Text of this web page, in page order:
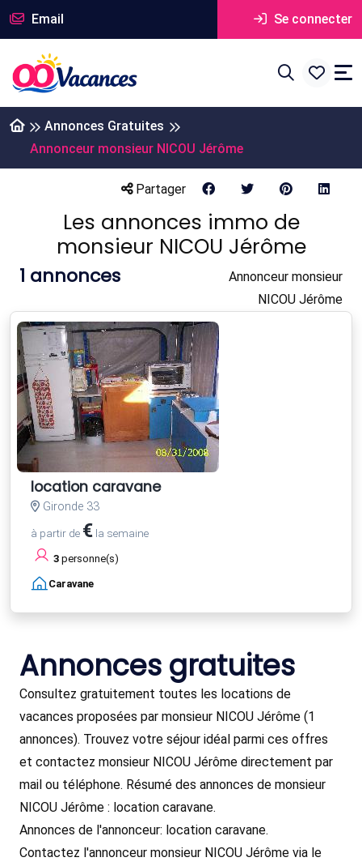
Email Se connecter
Annonces Gratuites
Annonceur monsieur NICOU Jérôme
Partager
Les annonces immo de
monsieur NICOU Jérôme
1 annonces
Annonceur monsieur
NICOU Jérôme
location caravane
Gironde 33
à partir de € la semaine
3 personne(s)
Caravane
Annonces gratuites
Consultez gratuitement toutes les locations de
vacances proposées par monsieur NICOU Jérôme (1
annonces). Trouvez votre séjour idéal parmi ces offres
et contactez monsieur NICOU Jérôme directement par
mail ou téléphone. Résumé des annonces de monsieur
NICOU Jérôme : location caravane.
Annonces de l'annonceur: location caravane.
Contactez l'annonceur monsieur NICOU Jérôme via le